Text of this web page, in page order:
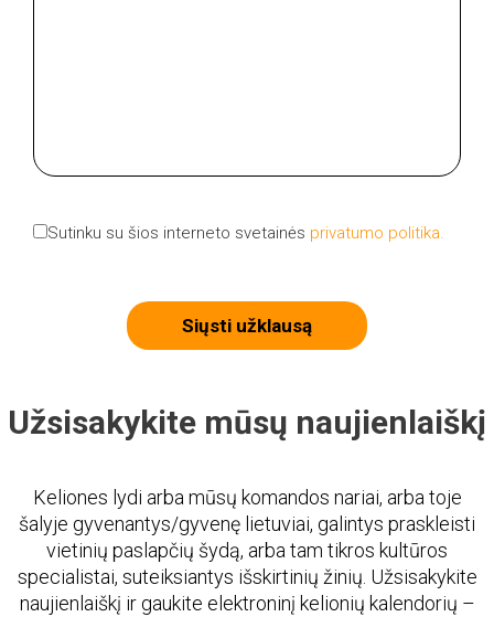
Sutinku su šios interneto svetainės privatumo politika.
Siųsti užklausą
Užsisakykite mūsų naujienlaiškį
Keliones lydi arba mūsų komandos nariai, arba toje
šalyje gyvenantys/gyvenę lietuviai, galintys praskleisti
vietinių paslapčių šydą, arba tam tikros kultūros
specialistai, suteiksiantys išskirtinių žinių. Užsisakykite
naujienlaiškį ir gaukite elektroninį kelionių kalendorių –